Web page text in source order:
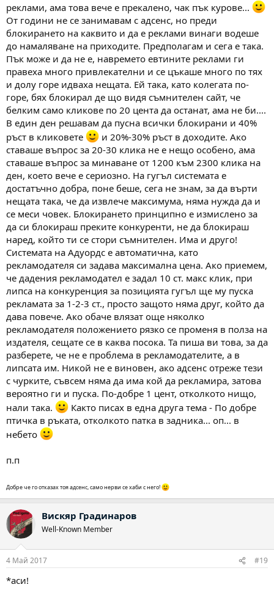
реклами, ама това вече е прекалено, чак пък курове...
От години не се занимавам с адсенс, но преди
блокирането на каквито и да е реклами винаги водеше
до намаляване на приходите. Предполагам и сега е така.
Пък може и да не е, навремето евтините реклами ги
правеха много привлекателни и се цъкаше много по тях
и долу горе идваха нещата. Ей така, като колегата по-
горе, бях блокирал де що видя съмнителен сайт, че
белким само кликове по 20 цента да останат, ама не би....
В един ден решавам да пусна всички блокирани и 40%
ръст в кликовете
и 20%-30% ръст в доходите. Ако
ставаше въпрос за 20-30 клика не е нещо особено, ама
ставаше въпрос за минаване от 1200 към 2300 клика на
ден, което вече е сериозно. На гугъл системата е
достатъчно добра, поне беше, сега не знам, за да върти
нещата така, че да извлече максимума, няма нужда да и
се меси човек. Блокирането принципно е измислено за
да си блокираш преките конкуренти, не да блокираш
наред, който ти се стори съмнителен. Има и друго!
Системата на Адуордс е автоматична, като
рекламодателя си задава максимална цена. Ако приемем,
че дадения рекламодател е задал 10 ст. макс клик, при
липса на конкуренция за позицията гугъл ще му пуска
рекламата за 1-2-3 ст., просто защото няма друг, който да
дава повече. Ако обаче влязат още няколко
рекламодателя положението рязко се променя в полза на
издателя, сещате се в каква посока. Та пиша ви това, за да
разберете, че не е проблема в рекламодателите, а в
липсата им. Никой не е виновен, ако адсенс отреже тези
с чурките, съвсем няма да има кой да рекламира, затова
вероятно ги и пуска. По-добре 1 цент, отколкото нищо,
нали така.
Както писах в една друга тема - По добре
птичка в ръката, отколкото патка в задника... оп... в
небето
п.п
Добре че го отказах тоя адсенс, само нерви се хаби с него!
Вискяр Градинаров
Well-Known Member
4 Май 2017 #19
*аси!